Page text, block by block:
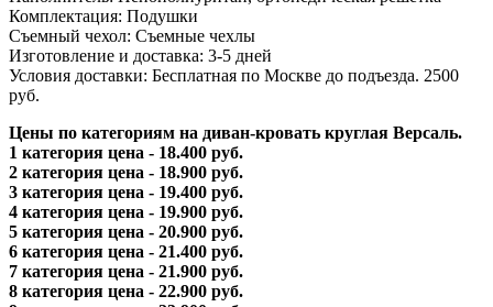
Комплектация: Подушки
Съемный чехол: Съемные чехлы
Изготовление и доставка: 3-5 дней
Условия доставки: Бесплатная по Москве до подъезда. 2500
руб.
Цены по категориям на диван-кровать круглая Версаль.
1 категория цена - 18.400 руб.
2 категория цена - 18.900 руб.
3 категория цена - 19.400 руб.
4 категория цена - 19.900 руб.
5 категория цена - 20.900 руб.
6 категория цена - 21.400 руб.
7 категория цена - 21.900 руб.
8 категория цена - 22.900 руб.